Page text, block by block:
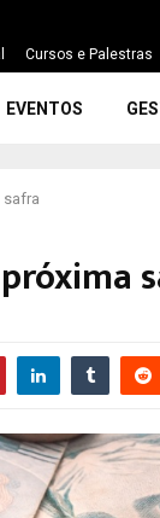
Cursos e Palestras
EVENTOS
safra